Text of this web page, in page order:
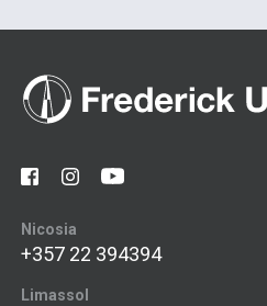
Nicosia
+357 22 394394
Limassol